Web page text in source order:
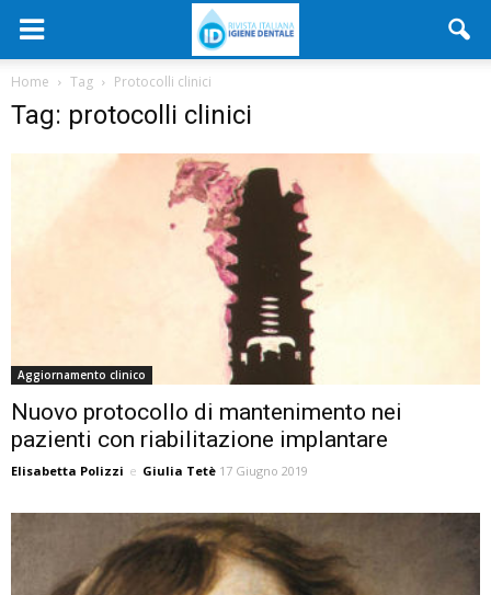
Home Tag Protocolli clinici
Tag: protocolli clinici
Aggiornamento clinico
Nuovo protocollo di mantenimento nei
pazienti con riabilitazione implantare
Elisabetta Polizzi e Giulia Tetè 17 Giugno 2019